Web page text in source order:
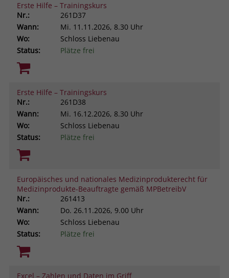
Erste Hilfe – Trainingskurs
Nr.:
261D37
Wann:
Mi. 11.11.2026, 8.30 Uhr
Wo:
Schloss Liebenau
Status:
Plätze frei
Erste Hilfe – Trainingskurs
Nr.:
261D38
Wann:
Mi. 16.12.2026, 8.30 Uhr
Wo:
Schloss Liebenau
Status:
Plätze frei
Europäisches und nationales Medizinprodukterecht für
Medizinprodukte-Beauftragte gemäß MPBetreibV
Nr.:
261413
Wann:
Do. 26.11.2026, 9.00 Uhr
Wo:
Schloss Liebenau
Status:
Plätze frei
Excel – Zahlen und Daten im Griff